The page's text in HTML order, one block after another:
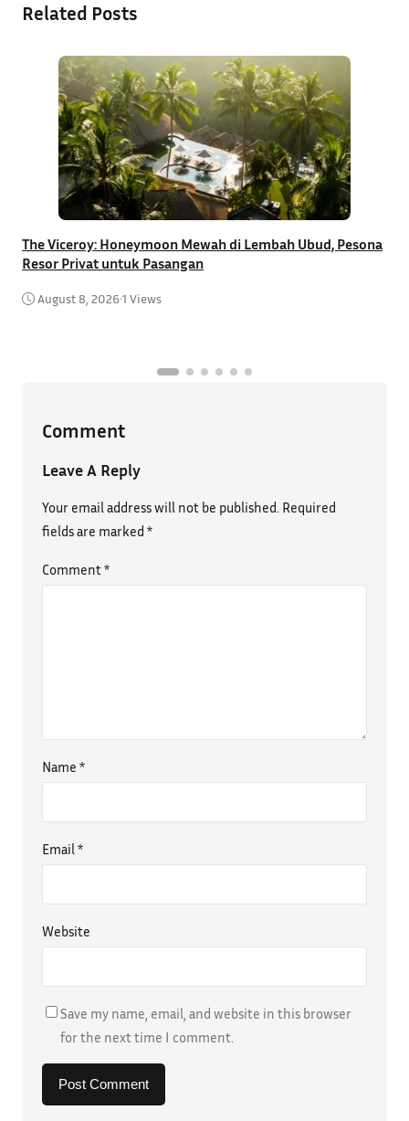
Related Posts
The Viceroy: Honeymoon Mewah di Lembah Ubud, Pesona
Resor Privat untuk Pasangan
August 8, 2026•1 Views
Comment
Leave A Reply
Your email address will not be published. Required
fields are marked *
Comment*
Name *
Email *
Website
Save my name, email, and website in this browser
for the next time I comment.